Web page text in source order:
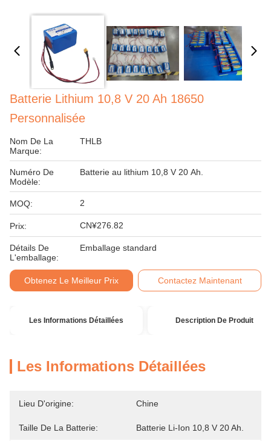
Batterie Lithium 10,8 V 20 Ah 18650
Personnalisée
Nom De La
Marque:
THLB
Numéro De
Modèle:
Batterie au lithium 10,8 V 20 Ah.
MOQ: 2
Prix: CN¥276.82
Détails De
L'emballage:
Emballage standard
Obtenez Le Meilleur Prix Contactez Maintenant
Les Informations Détaillées Description De Produit
Les Informations Détaillées
Lieu D'origine: Chine
Taille De La Batterie: Batterie Li-Ion 10,8 V 20 Ah.